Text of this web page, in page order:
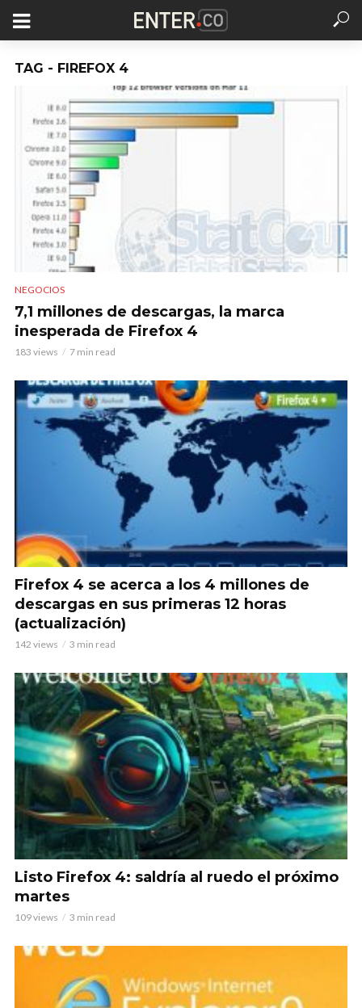
TAG - FIREFOX 4
NEGOCIOS
7,1 millones de descargas, la marca
inesperada de Firefox 4
183 views 7 min read
Firefox 4 se acerca a los 4 millones de
descargas en sus primeras 12 horas
(actualización)
142 views 3 min read
Listo Firefox 4: saldría al ruedo el próximo
martes
109 views 3 min read